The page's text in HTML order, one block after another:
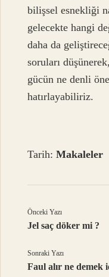
bilişsel esnekliği
gelecekte hangi
daha da
soruları
gücün ne denli
hatırlayabiliriz.
Tarih:Makaleler
Önceki Yazı
Jel saç döker mi ?
Sonraki Yazı
Faul alır ne demek